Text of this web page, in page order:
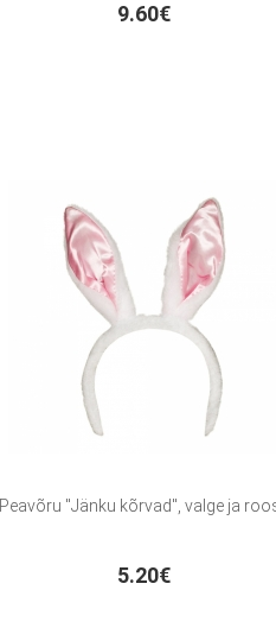
9.60€
Peavõru "Jänku kõrvad", valge ja
5.20€